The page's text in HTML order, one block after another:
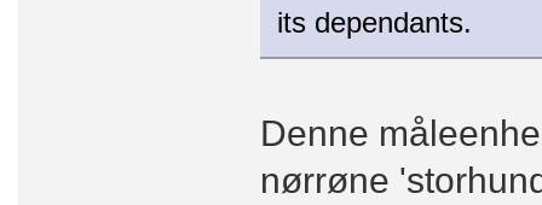
its dependants.
Denne
nørrøne